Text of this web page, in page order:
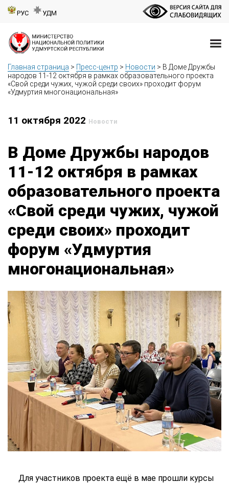
РУС УДМ
Главная страница > Пресс-центр > Новости > В Доме Дружбы
народов 11-12 октября в рамках образовательного проекта
«Свой среди чужих, чужой среди своих» проходит форум
«Удмуртия многонациональная»
11 октября 2022 Новости
В Доме Дружбы народов
11-12 октября в рамках
образовательного проекта
«Свой среди чужих, чужой
среди своих» проходит
форум «Удмуртия
многонациональная»
Для участников проекта ещё в мае прошли курсы